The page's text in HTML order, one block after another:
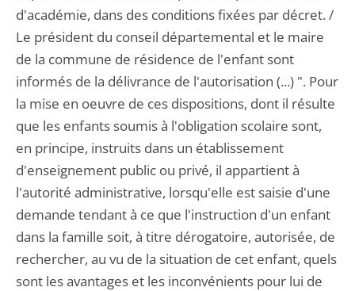
d'académie, dans des conditions fixées par décret. /
Le président du conseil départemental et le maire
de la commune de résidence de l'enfant sont
informés de la délivrance de l'autorisation (...) ". Pour
la mise en oeuvre de ces dispositions, dont il résulte
que les enfants soumis à l'obligation scolaire sont,
en principe, instruits dans un établissement
d'enseignement public ou privé, il appartient à
l'autorité administrative, lorsqu'elle est saisie d'une
demande tendant à ce que l'instruction d'un enfant
dans la famille soit, à titre dérogatoire, autorisée, de
rechercher, au vu de la situation de cet enfant, quels
sont les avantages et les inconvénients pour lui de